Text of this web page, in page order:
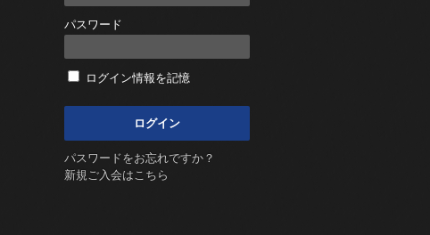
パスワード
ログイン情報を記憶
パスワードをお忘れですか？
新規ご入会はこちら